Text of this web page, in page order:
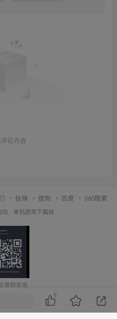
论内容
投稿 搜狗 百度 360搜索
玩 · 单机游戏下载站
最群客服
8